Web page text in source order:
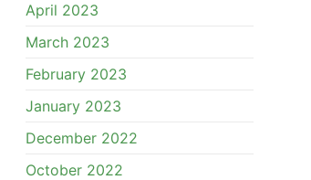
April 2023
March 2023
February 2023
January 2023
December 2022
October 2022